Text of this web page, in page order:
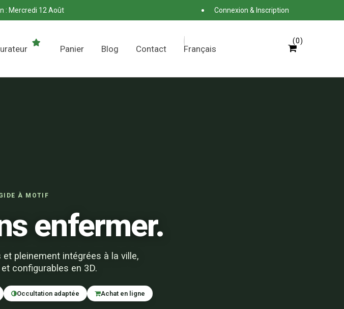
: Mercredi 12 Août Connexion & Inscription
Panier Blog Contact Français
0
À MOTIF
enfermer.
pleinement intégrées à la ville,
configurables en 3D.
Occultation adaptée Achat en ligne